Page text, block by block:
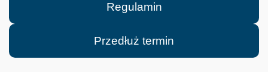
Regulamin
Przedłuż termin